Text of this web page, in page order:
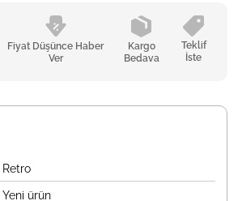
Fiyat Düşünce Haber
Ver
Kargo
Bedava
Teklif
İste
Retro
Yeni ürün